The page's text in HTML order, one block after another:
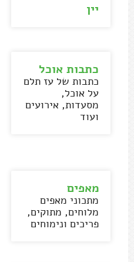
יין
כתבות אוכל
כתבות של עז תלם
על אוכל,
מסעדות, אירועים
ועוד
מאפים
מתכוני מאפים
מלוחים, מתוקים,
פריכים ונימוחים